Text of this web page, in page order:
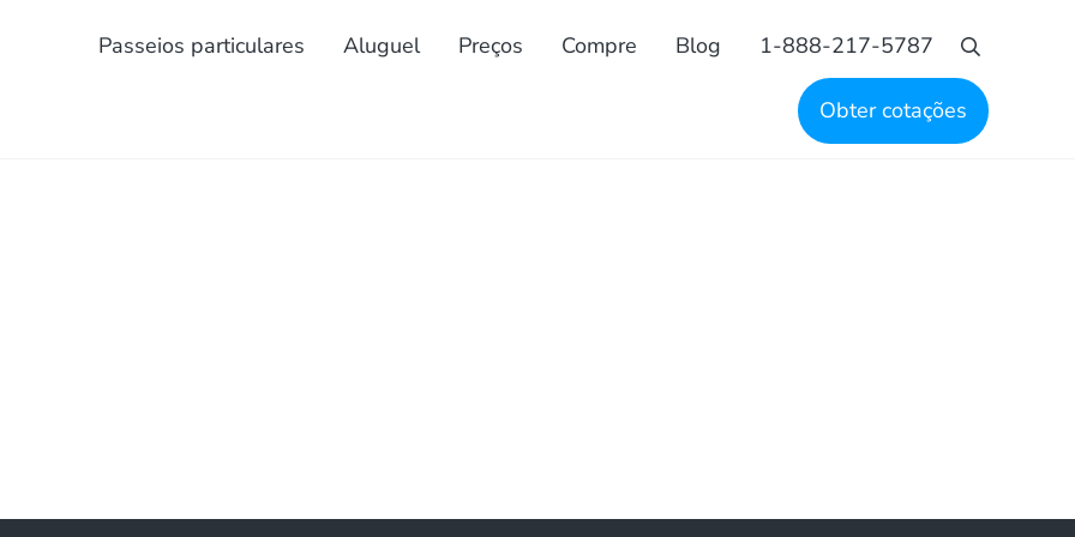
Passeios particulares Aluguel Preços Compre Blog 1-888-217-5787
Busca
Obter cotações